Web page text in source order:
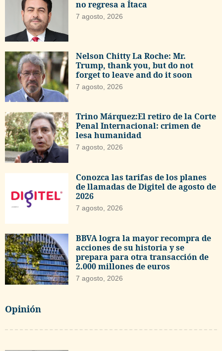
no regresa a Ítaca
7 agosto, 2026
Nelson Chitty La Roche: Mr.
Trump, thank you, but do not
forget to leave and do it soon
7 agosto, 2026
Trino Márquez:El retiro de la Corte
Penal Internacional: crimen de
lesa humanidad
7 agosto, 2026
Conozca las tarifas de los planes
de llamadas de Digitel de agosto de
2026
7 agosto, 2026
BBVA logra la mayor recompra de
acciones de su historia y se
prepara para otra transacción de
2.000 millones de euros
7 agosto, 2026
Opinión